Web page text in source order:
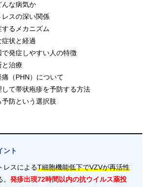
んな病気か
スの深い関係
るメカニズム
状と経過
で発症しやすい人の特徴
と治療
（PHN）について
して帯状疱疹を予防する方法
防という選択肢
ント
レスによるT細胞機能低下でVZVが再活性
発疹出現72時間以内の抗ウイルス薬投